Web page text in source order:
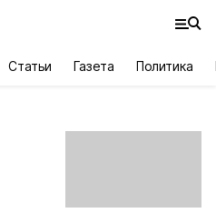
Статьи Газета Политика